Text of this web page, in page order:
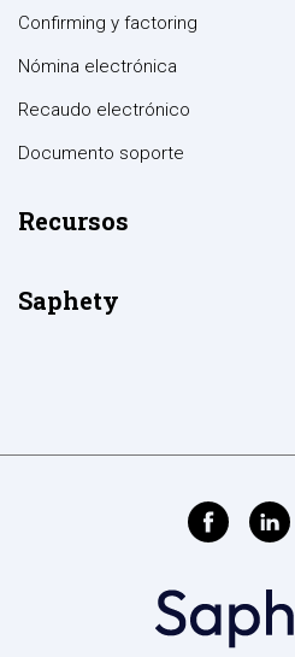
Confirming y factoring
Nómina electrónica
Recaudo electrónico
Documento soporte
Recursos
Saphety